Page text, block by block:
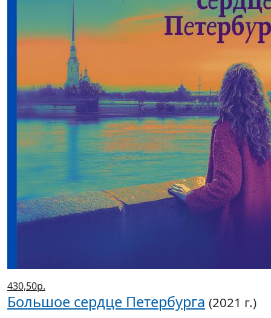
430,50р.
Большое сердце Петербурга (2021 г.)